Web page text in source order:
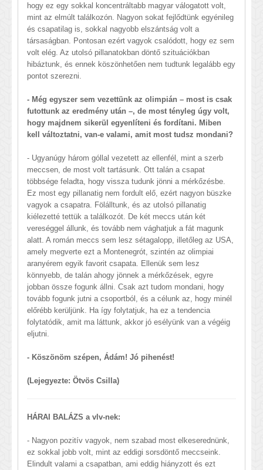
hogy ez egy sokkal koncentráltabb magyar válogatott volt,
mint az elmúlt találkozón. Nagyon sokat fejlődtünk egyénileg
és csapatilag is, sokkal nagyobb elszántság volt a
társaságban. Pontosan ezért vagyok csalódott, hogy ez sem
volt elég. Az utolsó pillanatokban döntő szituációkban
hibáztunk, és ennek köszönhetően nem tudtunk legalább egy
pontot szerezni.
- Még egyszer sem vezettünk az olimpián – most is csak
futottunk az eredmény után –, de most tényleg úgy volt,
hogy majdnem sikerül egyenlíteni és fordítani. Miben
kell változtatni, van-e valami, amit most tudsz mondani?
- Ugyanúgy három góllal vezetett az ellenfél, mint a szerb
meccsen, de most volt tartásunk. Ott talán a csapat
többsége feladta, hogy vissza tudunk jönni a mérkőzésbe.
Ez most egy pillanatig nem fordult elő, ezért nagyon büszke
vagyok a csapatra. Fölálltunk, és az utolsó pillanatig
kiélezetté tettük a találkozót. De két meccs után két
vereséggel állunk, és tovább nem vághatjuk a fát magunk
alatt. A román meccs sem lesz sétagalopp, illetőleg az USA,
amely megverte ezt a Montenegrót, szintén az olimpiai
aranyérem egyik favorit csapata. Ellenük sem lesz
könnyebb, de talán ahogy jönnek a mérkőzések, egyre
jobban össze fogunk állni. Csak azt tudom mondani, hogy
tovább fogunk jutni a csoportból, és a célunk az, hogy minél
előrébb kerüljünk. Ha így folytatjuk, ha ez a tendencia
folytatódik, amit ma láttunk, akkor jó esélyünk van a végéig
eljutni.
- Köszönöm szépen, Ádám! Jó pihenést!
(Lejegyezte: Ötvös Csilla)
HÁRAI BALÁZS a vlv-nek:
- Nagyon pozitív vagyok, nem szabad most elkeserednünk,
ez sokkal jobb volt, mint az eddigi sorsdöntő meccseink.
Elindult valami a csapatban, ami eddig hiányzott és ezt